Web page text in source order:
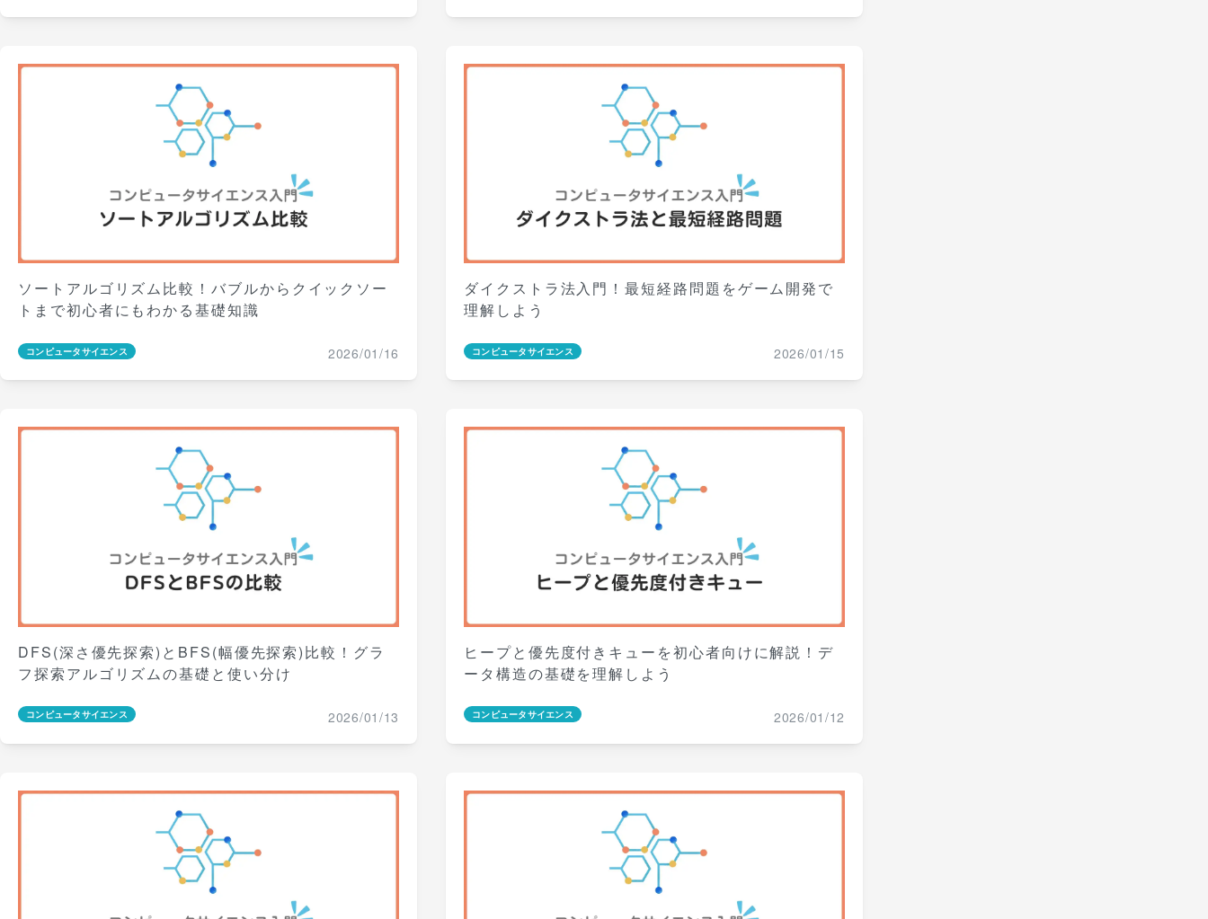
ソートアルゴリズム比較！バブルからクイックソー
トまで初心者にもわかる基礎知識
コンピュータサイエンス 2026/01/16
ダイクストラ法入門！最短経路問題をゲーム開発で
理解しよう
コンピュータサイエンス 2026/01/15
DFS(深さ優先探索)とBFS(幅優先探索)比較！グラ
フ探索アルゴリズムの基礎と使い分け
コンピュータサイエンス 2026/01/13
ヒープと優先度付きキューを初心者向けに解説！デ
ータ構造の基礎を理解しよう
コンピュータサイエンス 2026/01/12